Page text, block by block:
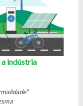
indústria